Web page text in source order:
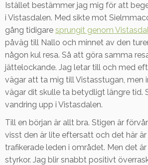
Istället bestämmer jag mig för att
i Vistasdalen. Med sikte mot
gång tidigare sprungit genom
påväg till Nallo och minnet av den
någon kul resa. Så att göra samma
jättelockande. Jag letar till och med
vägar att ta mig till Vistasstugan, men
vägar dit skulle ta betydligt längre tid.
vandring upp i Vistasdalen.
Till en början är allt bra. Stigen är
visst den är lite eftersatt och det här
trafikerade leden i området. Men det
styrkor. Jag blir snabbt positivt